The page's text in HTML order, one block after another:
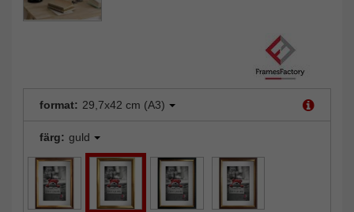
format: 29,7x42 cm (A3)
färg: guld